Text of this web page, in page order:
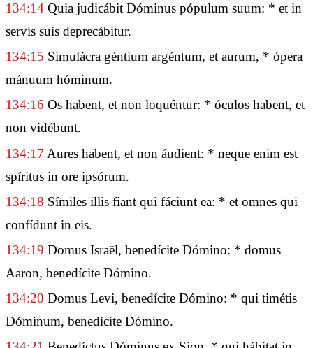
134:14 Quia judicábit Dóminus pópulum suum: * et in
servis suis deprecábitur.
134:15 Simulácra géntium argéntum, et aurum, * ópera
mánuum hóminum.
134:16 Os habent, et non loquéntur: * óculos habent, et
non vidébunt.
134:17 Aures habent, et non áudient: * neque enim est
spíritus in ore ipsórum.
134:18 Símiles illis fiant qui fáciunt ea: * et omnes qui
confídunt in eis.
134:19 Domus Israël, benedícite Dómino: * domus
Aaron, benedícite Dómino.
134:20 Domus Levi, benedícite Dómino: * qui timétis
Dóminum, benedícite Dómino.